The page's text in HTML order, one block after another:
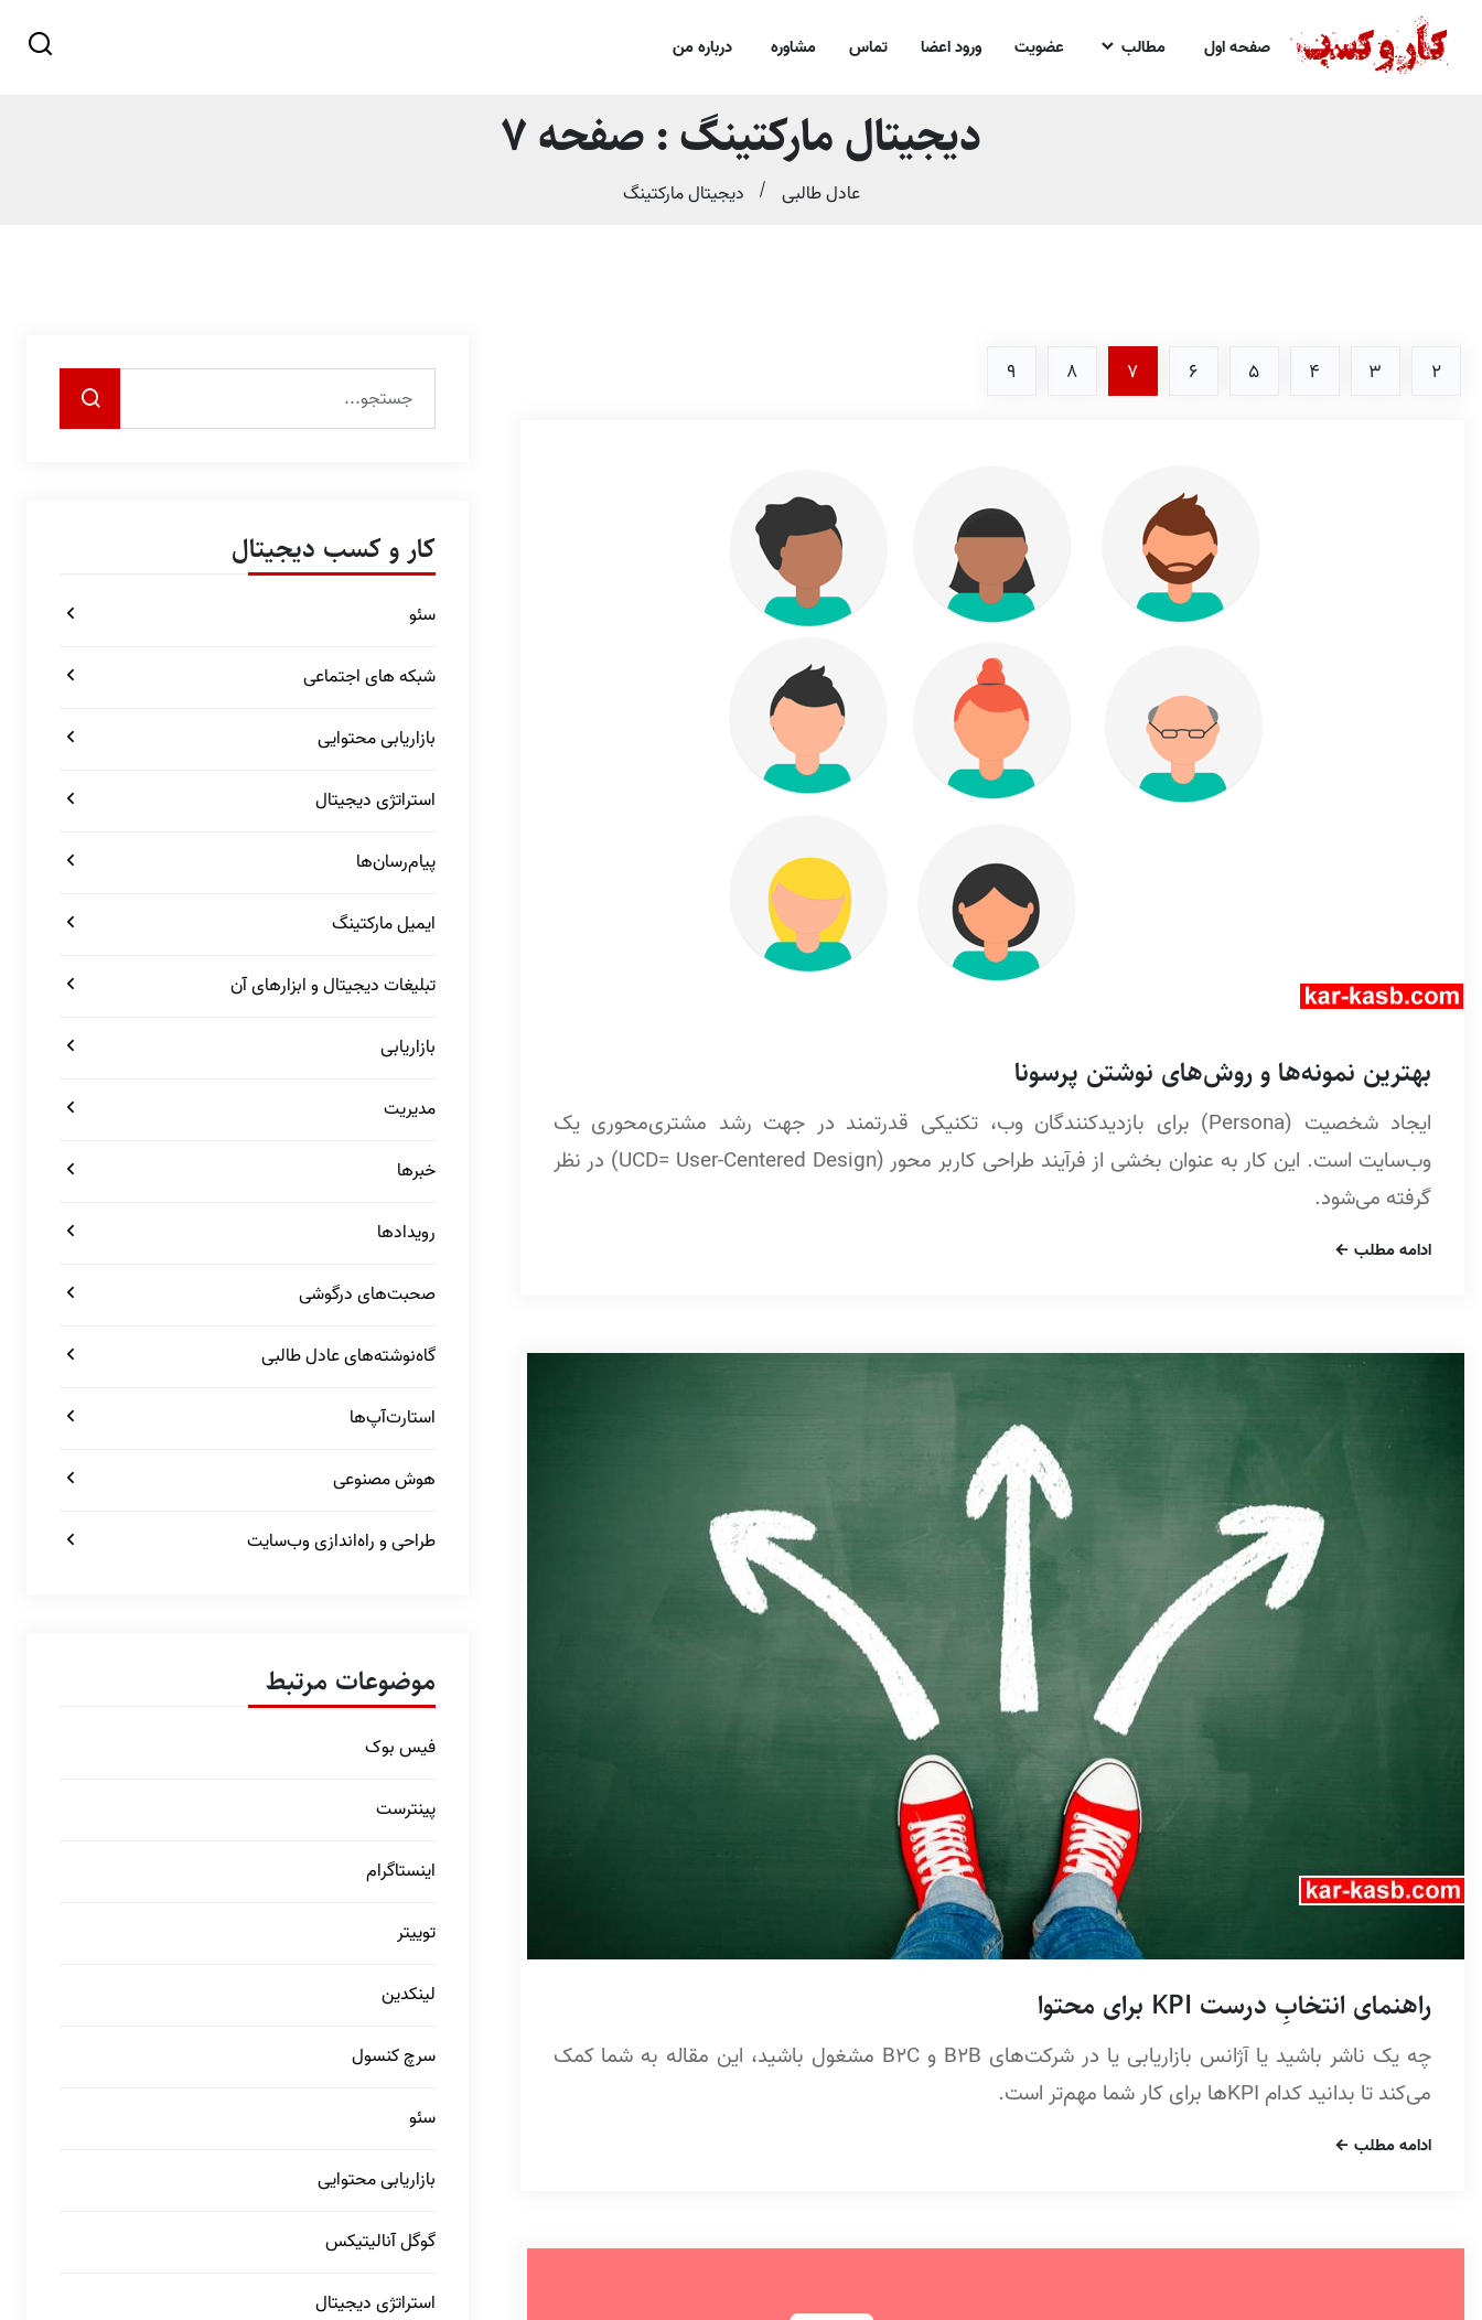
صفحه اول مطالب عضویت ورود اعضا تماس مشاوره درباره من
دیجیتال مارکتینگ : صفحه 7
عادل طالبی دیجیتال مارکتینگ
2
3
4
5
6
7
8
9
بهترین نمونه‌ها و روش‌های نوشتن پرسونا
ایجاد شخصیت (Persona) برای بازدیدکنندگان وب، تکنیکی قدرتمند در جهت رشد مشتری‌محوری یک
وب‌سایت است. این کار به عنوان بخشی از فرآیند طراحی کاربر محور (UCD= User-Centered Design) در نظر
گرفته می‌شود.
ادامه مطلب
راهنمای انتخابِ درست KPI برای محتوا
چه یک ناشر باشید یا آژانس بازاریابی یا در شرکت‌های B2B و B2C مشغول باشید، این مقاله به شما کمک
می‌کند تا بدانید کدام KPI‌ها برای کار شما مهم‌تر است.
ادامه مطلب
کار و کسب دیجیتال
سئو
شبکه های اجتماعی
بازاریابی محتوایی
استراتژی دیجیتال
پیام‌رسان‌ها
ایمیل مارکتینگ
تبلیغات دیجیتال و ابزارهای آن
بازاریابی
مدیریت
خبرها
رویدادها
صحبت‌های درگوشی
گاه‌نوشته‌های عادل طالبی
استارت‌آپ‌ها
هوش مصنوعی
طراحی و راه‌اندازی وب‌سایت
موضوعات مرتبط
فیس بوک
پینترست
اینستاگرام
توییتر
لینکدین
سرچ کنسول
سئو
بازاریابی محتوایی
گوگل آنالیتیکس
استراتژی دیجیتال